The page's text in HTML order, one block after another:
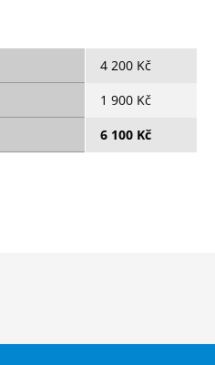
4 200 Kč
1 900 Kč
6 100 Kč